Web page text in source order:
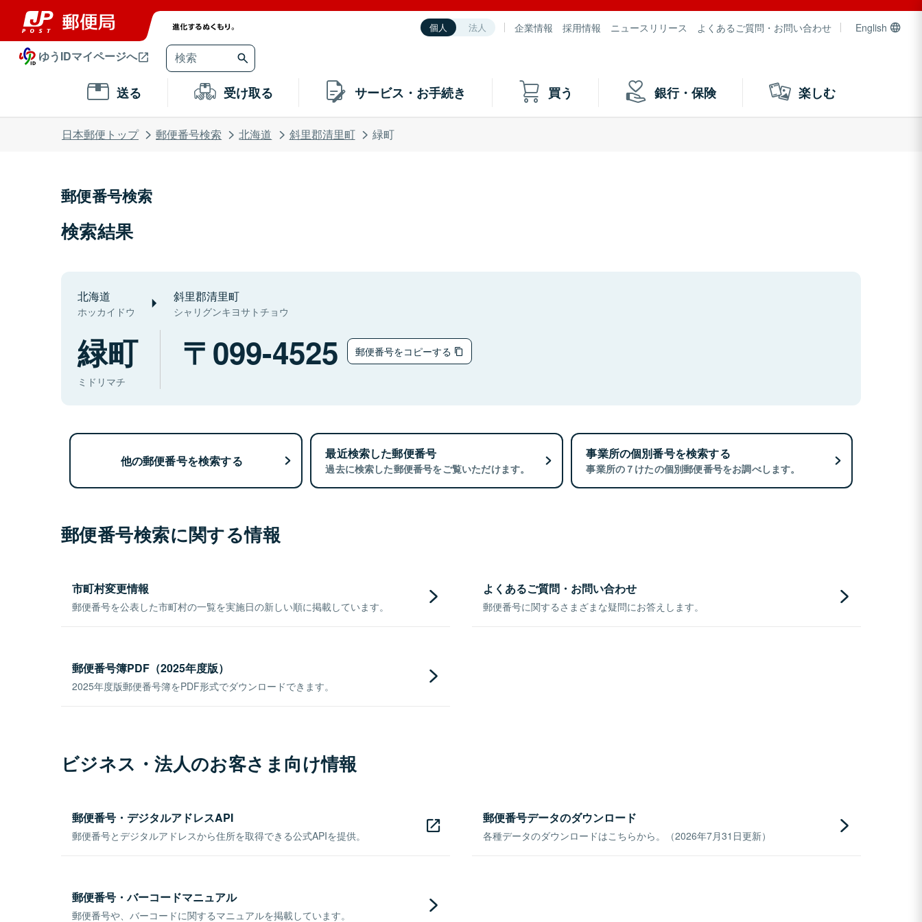
個人 法人 企業情報 採用情報 ニュースリリース よくあるご質問・お問い合わせ English
ゆうIDマイページへ
送る 受け取る サービス・お手続き 買う 銀行・保険 楽しむ
日本郵便トップ 郵便番号検索 北海道 斜里郡清里町 緑町
郵便番号検索
検索結果
北海道
ホッカイドウ
斜里郡清里町
シャリグンキヨサトチョウ
緑町
ミドリマチ
099-4525 郵便番号をコピーする
他の郵便番号を検索する 最近検索した郵便番号
過去に検索した郵便番号をご覧いただけます。
事業所の個別番号を検索する
事業所の７けたの個別郵便番号をお調べします。
郵便番号検索に関する情報
市町村変更情報
郵便番号を公表した市町村の一覧を実施日の新しい順に掲載しています。
よくあるご質問・お問い合わせ
郵便番号に関するさまざまな疑問にお答えします。
郵便番号簿PDF（2025年度版）
2025年度版郵便番号簿をPDF形式でダウンロードできます。
ビジネス・法人のお客さま向け情報
郵便番号・デジタルアドレスAPI
郵便番号とデジタルアドレスから住所を取得できる公式APIを提供。
郵便番号データのダウンロード
各種データのダウンロードはこちらから。（2026年7月31日更新）
郵便番号・バーコードマニュアル
郵便番号や、バーコードに関するマニュアルを掲載しています。